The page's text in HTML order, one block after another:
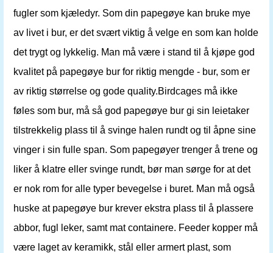
fugler som kjæledyr. Som din papegøye kan bruke mye
av livet i bur, er det svært viktig å velge en som kan holde
det trygt og lykkelig. Man må være i stand til å kjøpe god
kvalitet på papegøye bur for riktig mengde - bur, som er
av riktig størrelse og gode quality.Birdcages må ikke
føles som bur, må så god papegøye bur gi sin leietaker
tilstrekkelig plass til å svinge halen rundt og til åpne sine
vinger i sin fulle span. Som papegøyer trenger å trene og
liker å klatre eller svinge rundt, bør man sørge for at det
er nok rom for alle typer bevegelse i buret. Man må også
huske at papegøye bur krever ekstra plass til å plassere
abbor, fugl leker, samt mat containere. Feeder kopper må
være laget av keramikk, stål eller armert plast, som